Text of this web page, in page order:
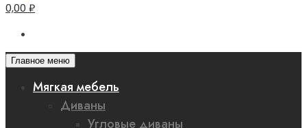
0,00 ₽
Главное меню
Мягкая мебель
Диваны
Угловые диваны